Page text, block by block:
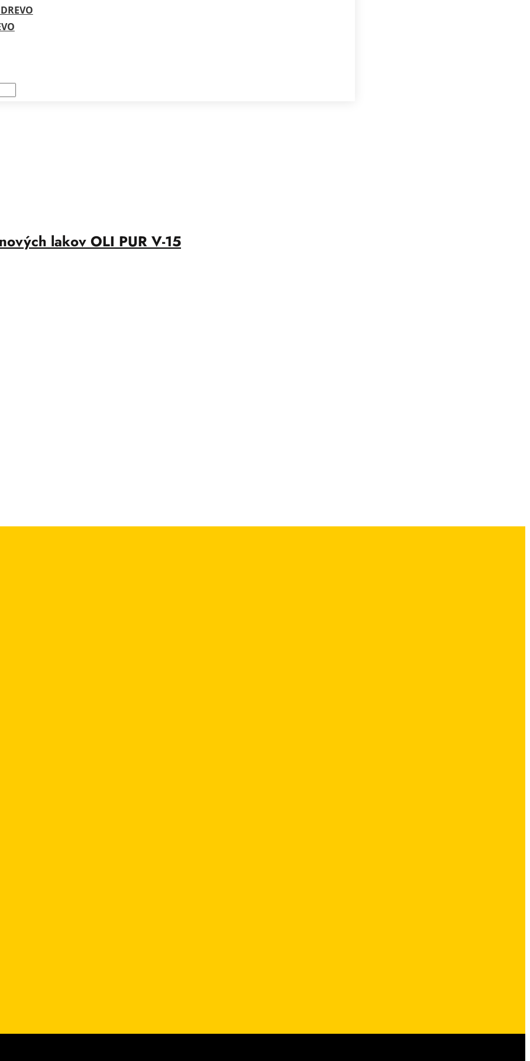
lakov OLI PUR V-15